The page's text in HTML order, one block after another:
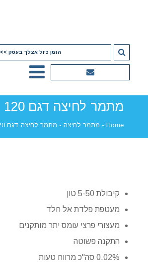
הזמן כיול אצלך בעסק >>
מתמר לחיצה דגם 120
Home
- מתמר לחיצה- מתמר לחיצה דגם 120
קיבולת 5-50 טון
מעטפת פלדת אל חלד
מעצורי פרצי עומס יתר מותקנים
התקנה פשוטה
0.02% סה"כ מרווח טעות